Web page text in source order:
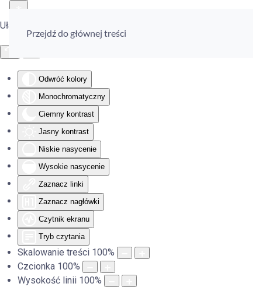
Ułatwienia dostępu
Odwróć kolory
Monochromatyczny
Ciemny kontrast
Jasny kontrast
Niskie nasycenie
Wysokie nasycenie
Zaznacz linki
Zaznacz nagłówki
Czytnik ekranu
Tryb czytania
Skalowanie treści 100%
Czcionka 100%
Wysokość linii 100%
Przejdź do głównej treści